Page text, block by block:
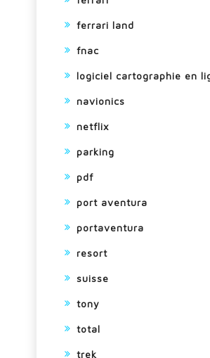
ferrari land
fnac
logiciel cartographie en
navionics
netflix
parking
pdf
port aventura
portaventura
resort
suisse
tony
total
trek